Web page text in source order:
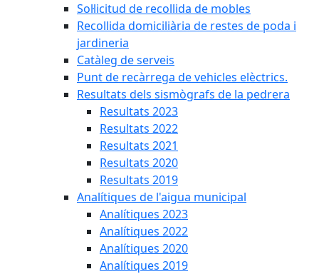
Sol·licitud de recollida de mobles
Recollida domiciliària de restes de poda i
jardineria
Catàleg de serveis
Punt de recàrrega de vehicles elèctrics.
Resultats dels sismògrafs de la pedrera
Resultats 2023
Resultats 2022
Resultats 2021
Resultats 2020
Resultats 2019
Analítiques de l'aigua municipal
Analítiques 2023
Analítiques 2022
Analítiques 2020
Analítiques 2019